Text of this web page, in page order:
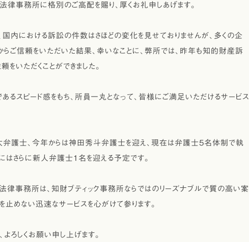
律事務所に格別のご高配を賜り、厚くお礼申しあげます。
における訴訟の件数はさほどの変化を見せておりませんが、多くの企
ご信頼をいただいた結果、幸いなことに、弊所では､昨年も知的財産訴
いただくことができました。
るスピード感をもち､所員一丸となって､皆様にご満足いただけるサービス
護士、今年からは神田秀斗弁護士を迎え、現在は弁護士5名体制で執
はさらに新人弁護士1名を迎える予定です。
律事務所は､知財ブティック事務所ならではのリーズナブルで質の高い案
止めない迅速なサービスを心がけて参ります。
ろしくお願い申し上げます。